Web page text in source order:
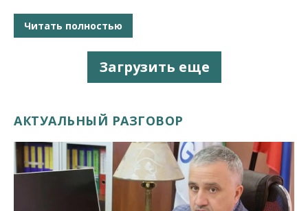
Читать полностью
Загрузить еще
АКТУАЛЬНЫЙ РАЗГОВОР